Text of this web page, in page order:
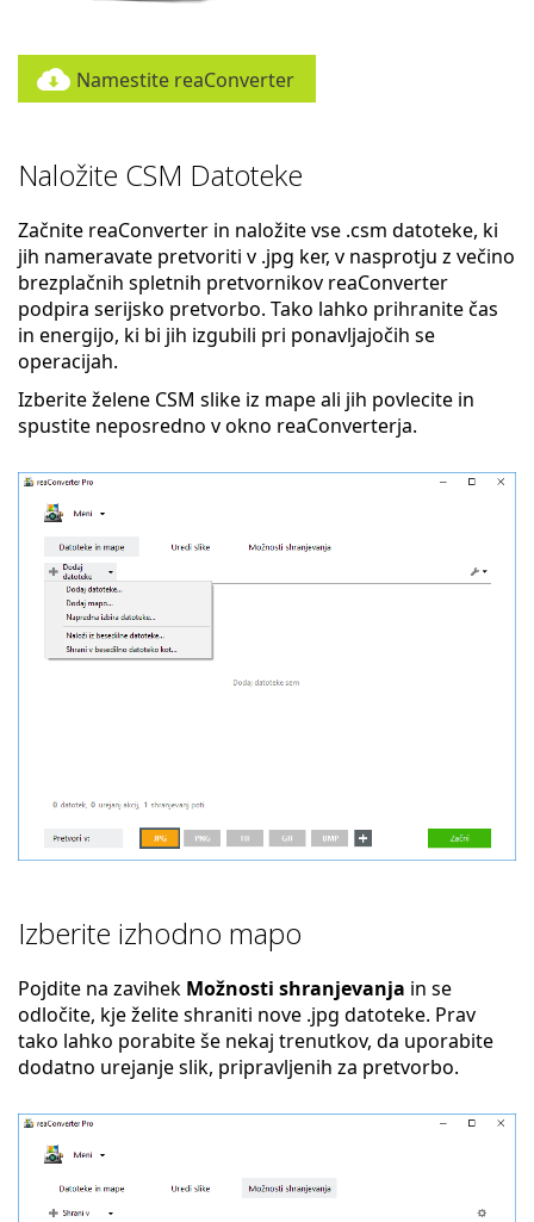
Namestite reaConverter
Naložite CSM Datoteke
Začnite reaConverter in naložite vse .csm datoteke, ki
jih nameravate pretvoriti v .jpg ker, v nasprotju z večino
brezplačnih spletnih pretvornikov reaConverter
podpira serijsko pretvorbo. Tako lahko prihranite čas
in energijo, ki bi jih izgubili pri ponavljajočih se
operacijah.
Izberite želene CSM slike iz mape ali jih povlecite in
spustite neposredno v okno reaConverterja.
Izberite izhodno mapo
Pojdite na zavihek Možnosti shranjevanja in se
odločite, kje želite shraniti nove .jpg datoteke. Prav
tako lahko porabite še nekaj trenutkov, da uporabite
dodatno urejanje slik, pripravljenih za pretvorbo.